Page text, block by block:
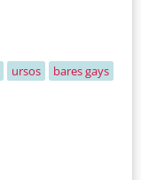
ursos
bares gays